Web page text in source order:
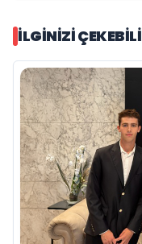
İLGINIZI